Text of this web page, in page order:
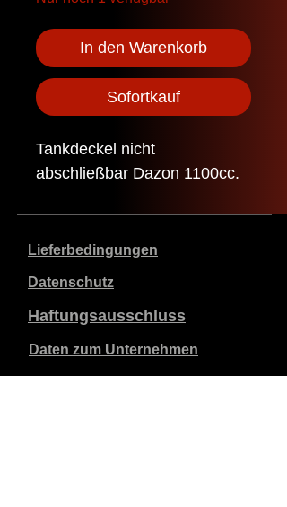
In den Warenkorb
Sofortkauf
Tankdeckel nicht
abschließbar Dazon 1100cc.
Lieferbedingungen
Datenschutz
Haftungsausschluss
Daten zum Unternehmen